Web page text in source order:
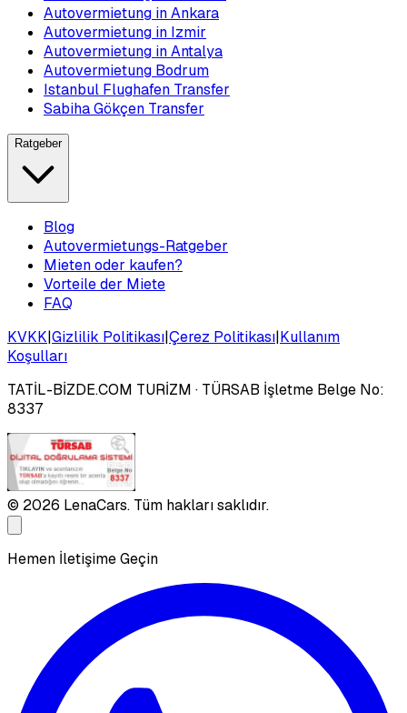
Autovermietung in Ankara
Autovermietung in Izmir
Autovermietung in Antalya
Autovermietung Bodrum
Istanbul Flughafen Transfer
Sabiha Gökçen Transfer
Ratgeber
Blog
Autovermietungs-Ratgeber
Mieten oder kaufen?
Vorteile der Miete
FAQ
KVKK|Gizlilik Politikası|Çerez Politikası|Kullanım
Koşulları
TATİL-BİZDE.COM TURİZM · TÜRSAB İşletme Belge No:
8337
© 2026 LenaCars. Tüm hakları saklıdır.
Hemen İletişime Geçin